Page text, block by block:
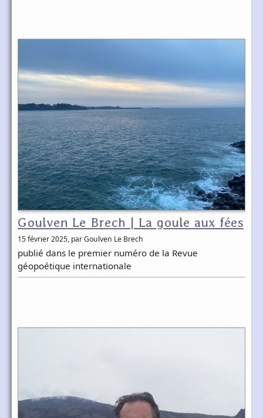
Goulven Le Brech | La goule aux fées
15 février 2025, par Goulven Le Brech
publié dans le premier numéro de la Revue
géopoétique internationale